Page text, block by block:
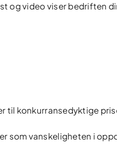
og video viser bedriften
til konkurransedyktige
som vanskeligheten i